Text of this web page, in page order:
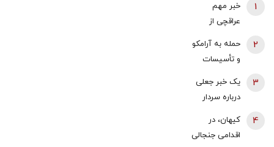
خبر مهم
عراقچی از
نیروهای نظامی
عمان درباره
تنگه هرمز
1
حمله به آرامکو
و تأسیسات
واکنش وزارت
انرژی عربستان
به آتش سوزی
در پالایشگاه
2
یک خبر جعلی
درباره سردار
ساخت بمب
اتم/ این شایعه
3
کیهان، در
اقدامی جنجالی
4